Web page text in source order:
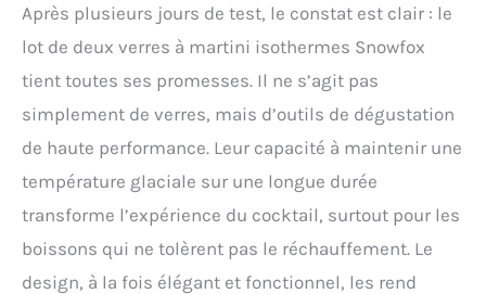
Après plusieurs jours de test, le constat est clair : le
lot de deux verres à martini isothermes Snowfox
tient toutes ses promesses. Il ne s’agit pas
simplement de verres, mais d’outils de dégustation
de haute performance. Leur capacité à maintenir une
température glaciale sur une longue durée
transforme l’expérience du cocktail, surtout pour les
boissons qui ne tolèrent pas le réchauffement. Le
design, à la fois élégant et fonctionnel, les rend